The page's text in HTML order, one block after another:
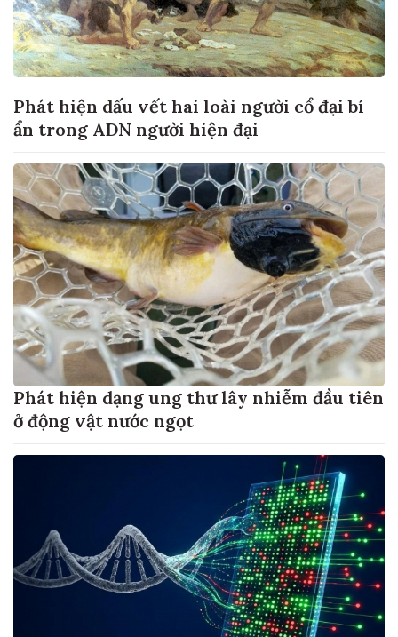
Phát hiện dấu vết hai loài người cổ đại bí
ẩn trong ADN người hiện đại
Phát hiện dạng ung thư lây nhiễm đầu tiên
ở động vật nước ngọt